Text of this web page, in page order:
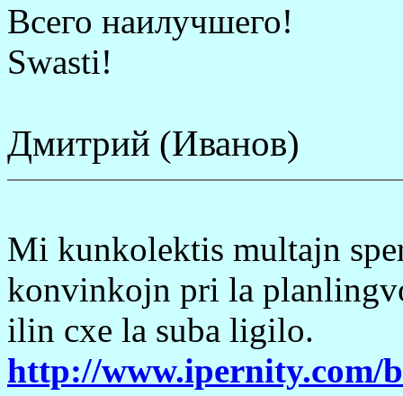
Всего наилучшего!
Swasti!
Дмитрий (Иванов)
Mi kunkolektis multajn
konvinkojn pri la
ilin cxe la suba ligilo.
http://www.ipernity.com/